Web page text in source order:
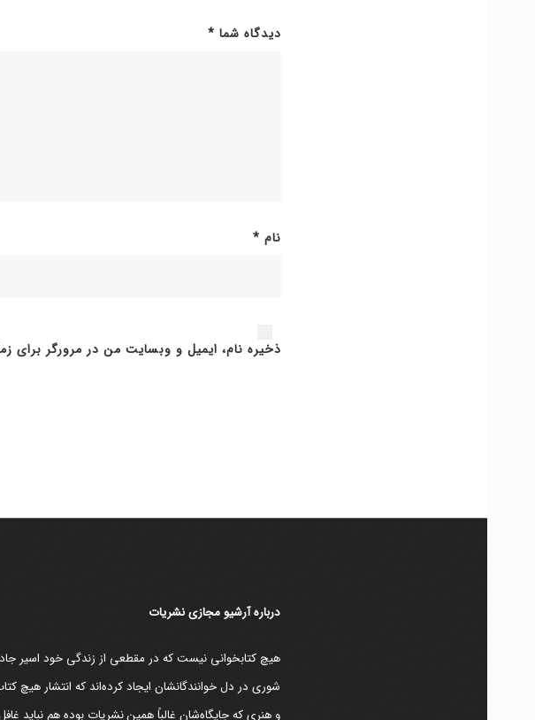
دیدگاه شما *
نام *
ذخیره نام، ایمیل و وبسایت من در مرورگر برای
دربارۀ آرشیو مجازی نشریات
هیچ کتابخوانی نیست که در مقطعی از زندگی خود اسیر
شوری در دل خوانندگانشان ایجاد کرده‌اند که انتشار
و هنری که جایگاه‌شان غالباً همین نشریات بوده هم نباید